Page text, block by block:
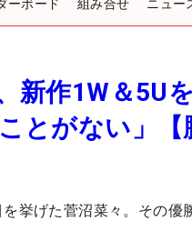
ーボード 組み合せ ニュー
新作1W＆5U
とがない」【
挙げた菅沼菜々。その優